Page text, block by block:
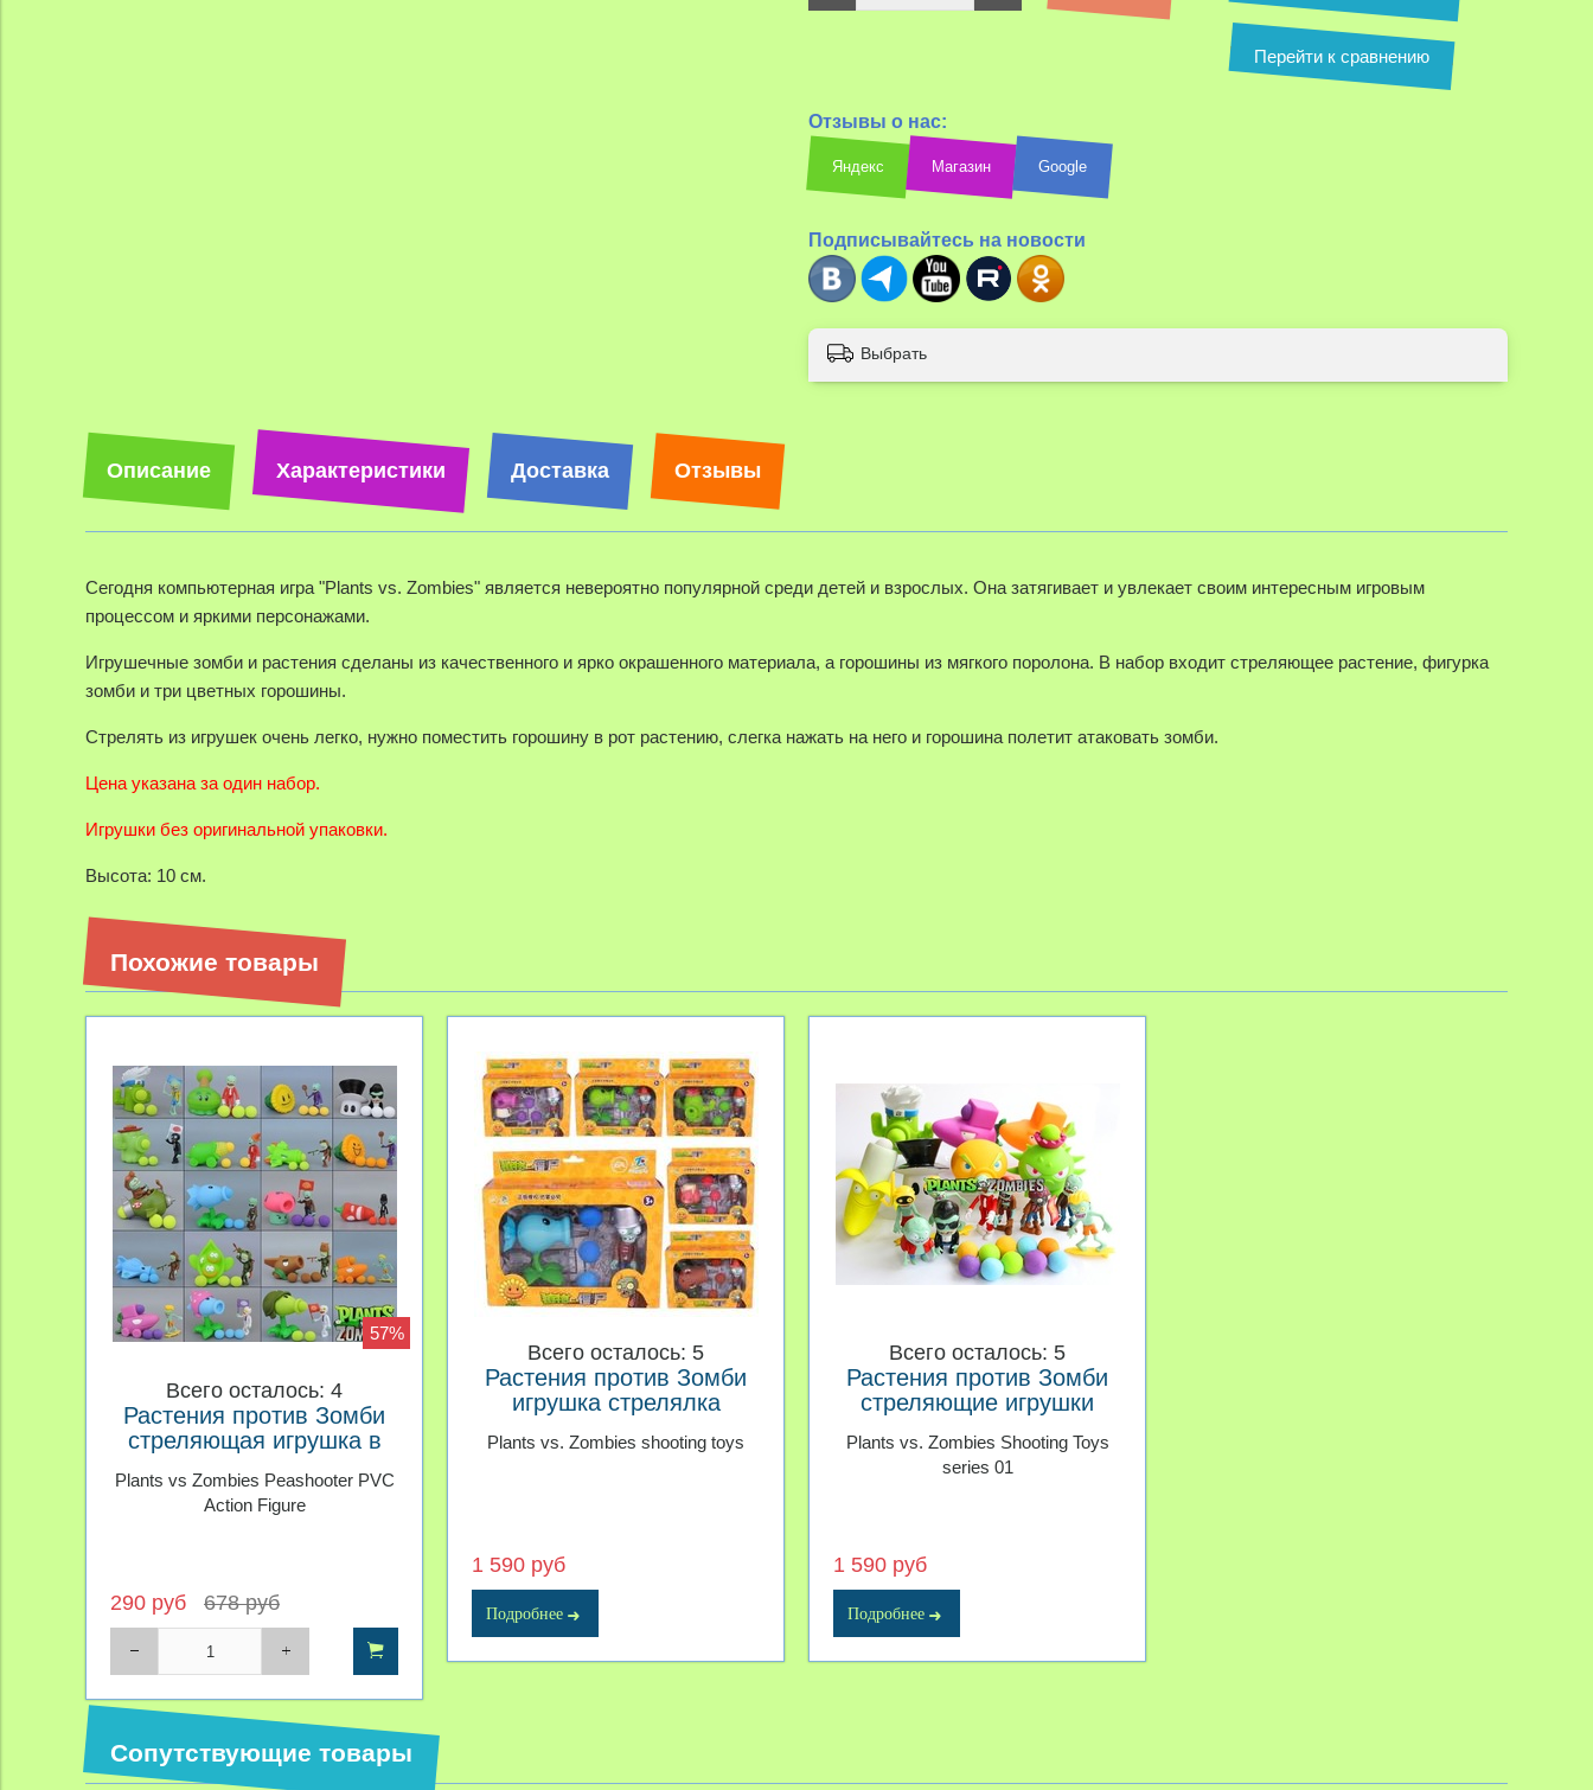
Перейти к сравнению
Отзывы о нас:
Яндекс Магазин Google
Подписывайтесь на новости
Выбрать
Описание Характеристики Доставка Отзывы
Сегодня компьютерная игра "Plants vs. Zombies" является невероятно популярной среди детей и взрослых. Она затягивает и увлекает своим интересным игровым
процессом и яркими персонажами.
Игрушечные зомби и растения сделаны из качественного и ярко окрашенного материала, а горошины из мягкого поролона. В набор входит стреляющее растение, фигурка
зомби и три цветных горошины.
Стрелять из игрушек очень легко, нужно поместить горошину в рот растению, слегка нажать на него и горошина полетит атаковать зомби.
Цена указана за один набор.
Игрушки без оригинальной упаковки.
Высота: 10 см.
Похожие товары
57%
Всего осталось: 4
Растения против Зомби
стреляющая игрушка в
Plants vs Zombies Peashooter PVC
Action Figure
290 руб 678 руб
Всего осталось: 5
Растения против Зомби
игрушка стрелялка
Plants vs. Zombies shooting toys
1 590 руб
Подробнее
Всего осталось: 5
Растения против Зомби
стреляющие игрушки
Plants vs. Zombies Shooting Toys
series 01
1 590 руб
Подробнее
Сопутствующие товары